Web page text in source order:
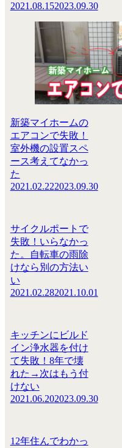
2021.08.152023.09.30
新築マイホームの
エアコンで失敗！
室外機の設置スペ
ース考えてなかっ
た
2021.02.222023.09.30
サイクルポートで
失敗！いらなかっ
た。自転車の雨除
けなら別の方法い
い
2021.02.282021.10.01
キッチンにビルド
イン浄水器を付け
て失敗！8年で壊
れた→次はもう付
けない
2021.06.202023.09.30
12年住んでわかっ